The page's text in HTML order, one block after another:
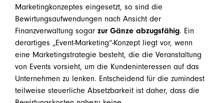
Marketingkonzeptes eingesetzt, so sind die
Bewirtungsaufwendungen nach Ansicht der
Finanzverwaltung sogar zur Gänze abzugsfähig. Ein
derartiges „Event-Marketing“-Konzept liegt vor, wenn
eine Marketingstrategie besteht, die die Veranstaltung
von Events vorsieht, um die Kundeninteressen auf das
Unternehmen zu lenken. Entscheidend für die zumindest
teilweise steuerliche Absetzbarkeit ist daher, dass die